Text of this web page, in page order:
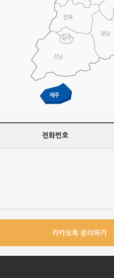
전북
광주
전남
경남
제주
전화번호
카카오톡 문의하기